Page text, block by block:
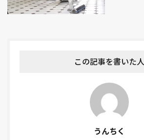
この記事を書いた人
うんちく